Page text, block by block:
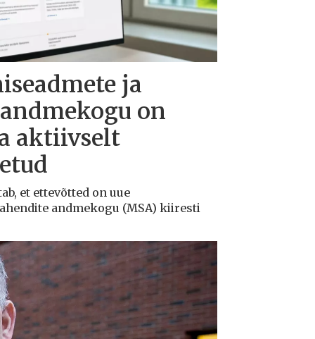
ja
on
aktiivselt
et ettevõtted on uue
andmekogu (MSA) kiiresti